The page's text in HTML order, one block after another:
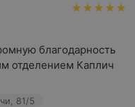
благодарность
отделением Каплич
81/5